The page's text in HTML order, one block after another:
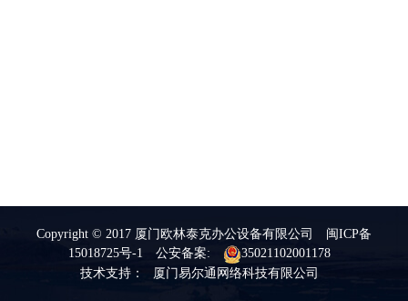
Copyright © 2017 厦门欧林泰克办公设备有限公司
闽ICP备
15018725号-1
公安备案:
35021102001178
技术支持：
厦门易尔通网络科技有限公司